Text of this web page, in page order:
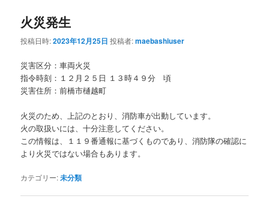
火災発生
投稿日時:2023年12月25日 投稿者:maebashiuser
災害区分：車両火災
指令時刻：１２月２５日 １３時４９分 頃
災害住所：前橋市樋越町
火災のため、上記のとおり、消防車が出動しています。
火の取扱いには、十分注意してください。
この情報は、１１９番通報に基づくものであり、消防隊の確認に
より火災ではない場合もあります。
カテゴリー:未分類